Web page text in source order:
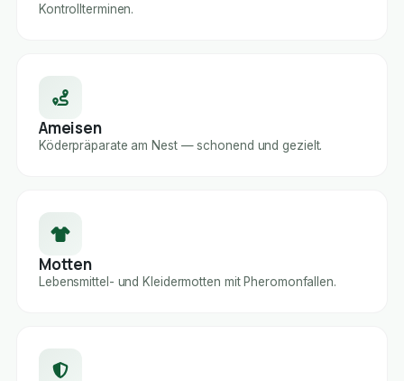
Kontrollterminen.
Ameisen
Köderpräparate am Nest — schonend und gezielt.
Motten
Lebensmittel- und Kleidermotten mit Pheromonfallen.